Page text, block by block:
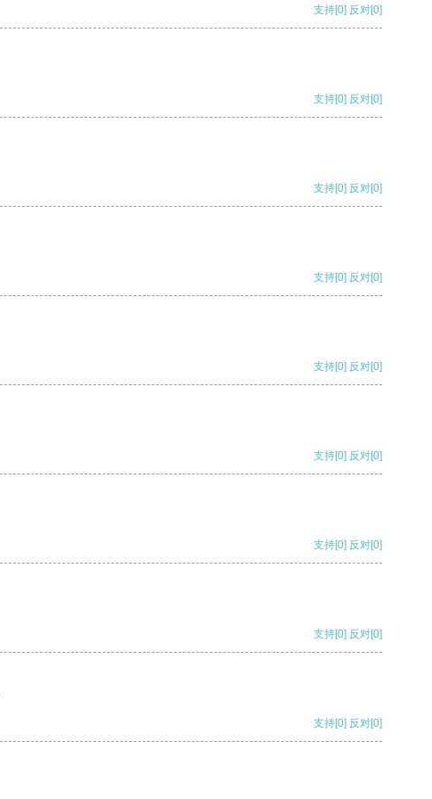
支持[0] 反对[0]
支持[0] 反对[0]
支持[0] 反对[0]
支持[0] 反对[0]
支持[0] 反对[0]
支持[0] 反对[0]
支持[0] 反对[0]
支持[0] 反对[0]
支持[0] 反对[0]